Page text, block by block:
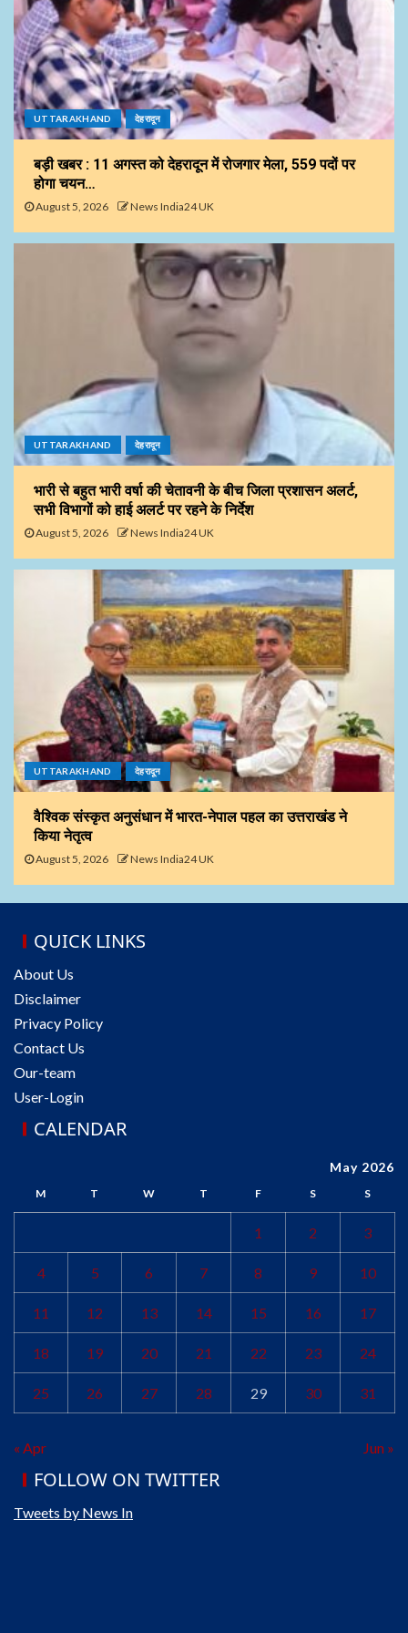
UTTARAKHAND देहरादून
बड़ी खबर : 11 अगस्त को देहरादून में रोजगार मेला, 559 पदों पर
होगा चयन…
August 5, 2026 News India24 UK
UTTARAKHAND देहरादून
भारी से बहुत भारी वर्षा की चेतावनी के बीच जिला प्रशासन अलर्ट,
सभी विभागों को हाई अलर्ट पर रहने के निर्देश
August 5, 2026 News India24 UK
UTTARAKHAND देहरादून
वैश्विक संस्कृत अनुसंधान में भारत-नेपाल पहल का उत्तराखंड ने
किया नेतृत्व
August 5, 2026 News India24 UK
QUICK LINKS
About Us
Disclaimer
Privacy Policy
Contact Us
Our-team
User-Login
CALENDAR
May 2026
M T W T F S S
1 2 3
4 5 6 7 8 9 10
11 12 13 14 15 16 17
18 19 20 21 22 23 24
25 26 27 28 29 30 31
« Apr Jun »
FOLLOW ON TWITTER
Tweets by News In